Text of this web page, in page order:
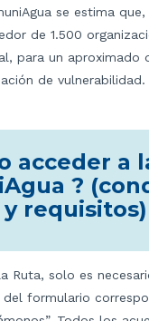
se estima
de 1.500
para un aproximado
de vulnerabilidad.
acceder a
?
y requisitos)
Ruta, solo es
del formulario